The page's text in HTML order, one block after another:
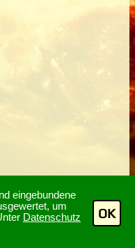
eingebundene
um
Datenschutz
OK